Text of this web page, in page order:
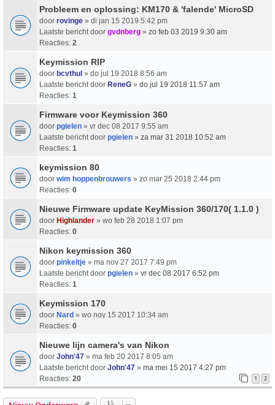
Probleem en oplossing: KM170 & 'falende' MicroSD
door rovinge » di jan 15 2019 5:42 pm
Laatste bericht door gvdnberg » zo feb 03 2019 9:30 am
Reacties: 2
Keymission RIP
door bcvthul » do jul 19 2018 8:56 am
Laatste bericht door ReneG » do jul 19 2018 11:57 am
Reacties: 1
Firmware voor Keymission 360
door pgielen » vr dec 08 2017 9:55 am
Laatste bericht door pgielen » za mar 31 2018 10:52 am
Reacties: 1
keymission 80
door wim hoppenbrouwers » zo mar 25 2018 2:44 pm
Reacties: 0
Nieuwe Firmware update KeyMission 360/170( 1.1.0 )
door Highlander » wo feb 28 2018 1:07 pm
Reacties: 0
Nikon keymission 360
door pinkeltje » ma nov 27 2017 7:49 pm
Laatste bericht door pgielen » vr dec 08 2017 6:52 pm
Reacties: 1
Keymission 170
door Nard » wo nov 15 2017 10:34 am
Reacties: 0
Nieuwe lijn camera's van Nikon
door John'47 » ma feb 20 2017 8:05 am
Laatste bericht door John'47 » ma mei 15 2017 4:27 pm
Reacties: 20 1 2